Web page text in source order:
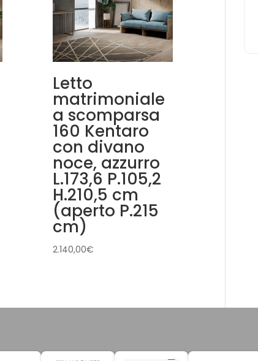
Letto
matrimoniale
a scomparsa
160 Kentaro
con divano
noce, azzurro
L.173,6 P.105,2
H.210,5 cm
(aperto P.215
cm)
2.140,00€